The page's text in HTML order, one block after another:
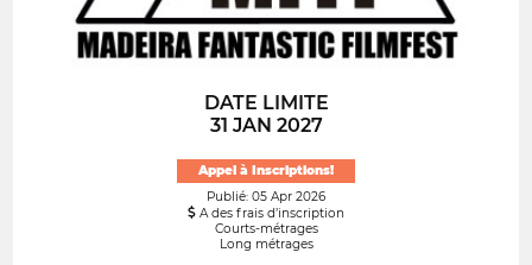
DATE LIMITE
31 JAN 2027
Appel à Inscriptions!
Publié: 05 Apr 2026
A des frais d’inscription
Courts-métrages
Long métrages